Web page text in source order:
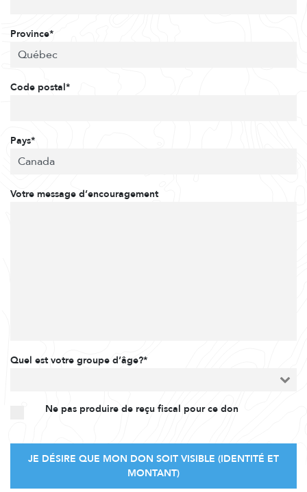
Province*
Code postal*
Pays*
Votre message d’encouragement
Quel est votre groupe d’âge?*
Ne pas produire de reçu fiscal pour ce don
JE DÉSIRE QUE MON DON SOIT VISIBLE (IDENTITÉ ET
MONTANT)